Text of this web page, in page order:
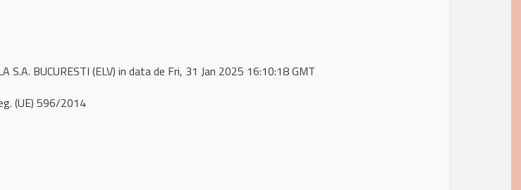
BUCURESTI (ELV) in data de Fri, 31 Jan 2025 16:10:18 GMT
(UE) 596/2014